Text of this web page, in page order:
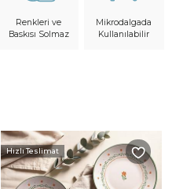
Renkleri ve
Baskısı Solmaz
Mikrodalgada
Kullanılabilir
Hızlı Teslimat